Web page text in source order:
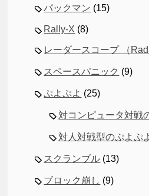
パックマン (15)
Rally-X (8)
レーダースコープ （
スペースパニック (9)
ぷよぷよ (25)
対コンピュータ対戦
対人対戦型のぷよぷ
スクランブル (13)
ブロック崩し (9)